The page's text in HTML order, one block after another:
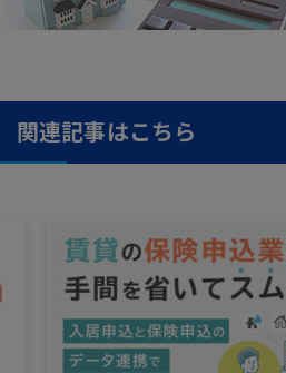
関連記事はこちら